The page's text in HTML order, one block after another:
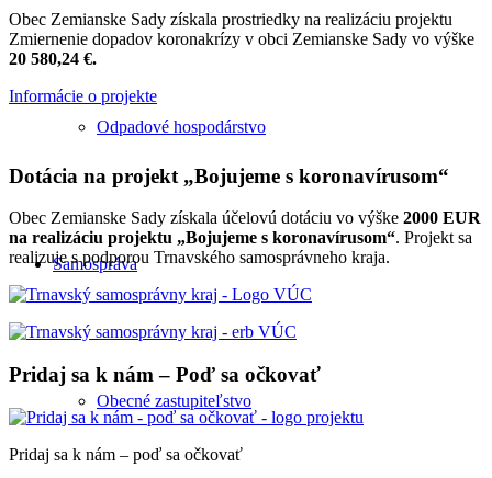
Odpadové hospodárstvo
Samospráva
Obecné zastupiteľstvo
Obec Zemianske Sady získala prostriedky na realizáciu projektu
Zmiernenie dopadov koronakrízy v obci Zemianske Sady vo výške
20 580,24 €.
Informácie o projekte
Dotácia na projekt „Bojujeme s koronavírusom“
Obec Zemianske Sady získala účelovú dotáciu vo výške 2000 EUR
na realizáciu projektu „Bojujeme s koronavírusom“. Projekt sa
realizuje s podporou Trnavského samosprávneho kraja.
Pridaj sa k nám – Poď sa očkovať
Pridaj sa k nám – poď sa očkovať